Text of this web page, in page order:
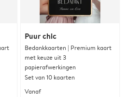
Puur chic
Bedankkaarten | Premium kaart
met keuze uit 3
papierafwerkingen
Set van 10 kaarten
Vanaf